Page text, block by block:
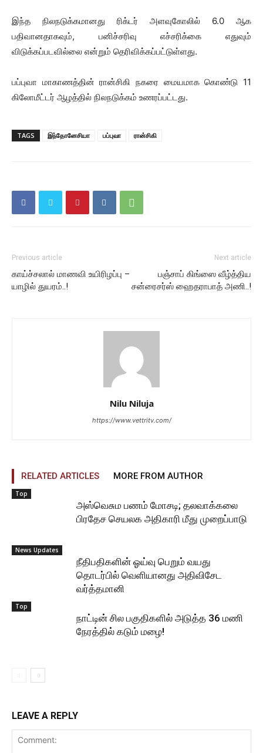
இந்த நிலநடுக்கமானது ரிக்டர் அளவுகோலில் 6.0 ஆக
பதிவானதாகவும், பனிச்சரிவு எச்சரிக்கை எதுவும்
விடுக்கப்படவில்லை என்றும் தெரிவிக்கப்பட்டுள்ளது.
பப்புவா மாகாணத்தின் ரான்சிகி நகரை மையமாக கொண்டு 11
கிலோமீட்டர் ஆழத்தில் நிலநடுக்கம் உணரப்பட்டது.
TAGS இந்தோனேசியா பப்புவா ரான்சிகி
Previous article
காய்ச்சலால் மாணவி உயிரிழப்பு –
யாழில் துயரம்..!
Next article
பஞ்சாப் கிங்ஸை வீழ்த்திய
சன்ரைசர்ஸ் ஹைதராபாத் அணி..!
Nilu Niluja
https://www.vettritv.com/
RELATED ARTICLES MORE FROM AUTHOR
Top
அஸ்வெசும பணம் மோசடி; தலவாக்கலை
பிரதேச செயலக அதிகாரி மீது முறைப்பாடு
News Updates
நீதிபதிகளின் ஓய்வு பெறும் வயது
தொடர்பில் வெளியானது அதிவிசேட
வர்த்தமானி
Top
நாட்டின் சில பகுதிகளில் அடுத்த 36 மணி
நேரத்தில் கடும் மழை!
LEAVE A REPLY